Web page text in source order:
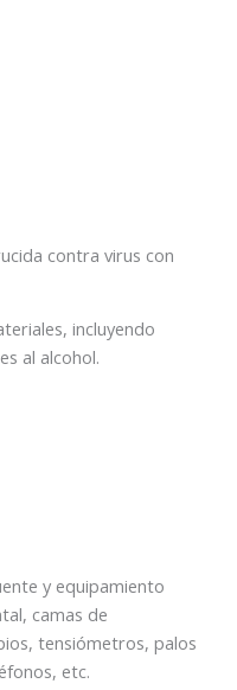
contra virus con
incluyendo
al alcohol.
y equipamiento
camas de
tensiómetros, palos
etc.